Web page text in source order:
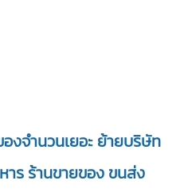
งจำนวนเยอะ ย้ายบริษัท
าร ร้านขายของ ขนส่ง